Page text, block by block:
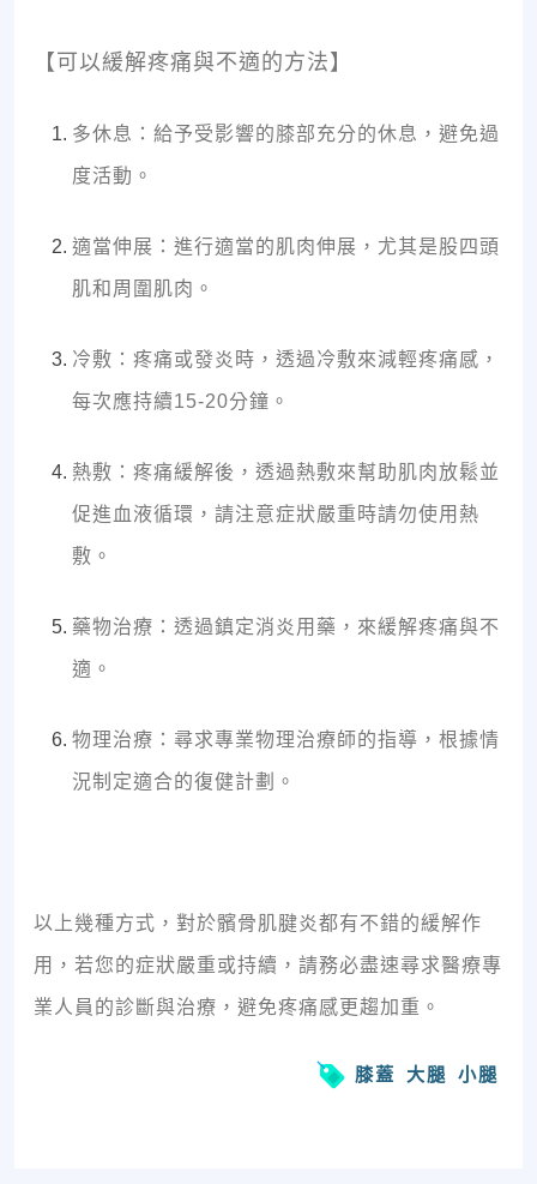
【可以緩解疼痛與不適的方法】
多休息：給予受影響的膝部充分的休息，避免過
度活動。
適當伸展：進行適當的肌肉伸展，尤其是股四頭
肌和周圍肌肉。
冷敷：疼痛或發炎時，透過冷敷來減輕疼痛感，
每次應持續15-20分鐘。
熱敷：疼痛緩解後，透過熱敷來幫助肌肉放鬆並
促進血液循環，請注意症狀嚴重時請勿使用熱
敷。
藥物治療：透過鎮定消炎用藥，來緩解疼痛與不
適。
物理治療：尋求專業物理治療師的指導，根據情
況制定適合的復健計劃。
以上幾種方式，對於髕骨肌腱炎都有不錯的緩解作
用，若您的症狀嚴重或持續，請務必盡速尋求醫療專
業人員的診斷與治療，避免疼痛感更趨加重。
膝蓋 大腿 小腿